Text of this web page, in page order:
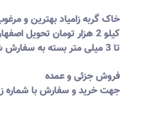
خاک گربه زامیاد بهترین و
کیلو 2 هزار تومان تحویل
تا 3 میلی متر بسته به سفارش شما مشتری گرامی
فروش جزئی و عمده
جهت خرید و سفارش با شماره